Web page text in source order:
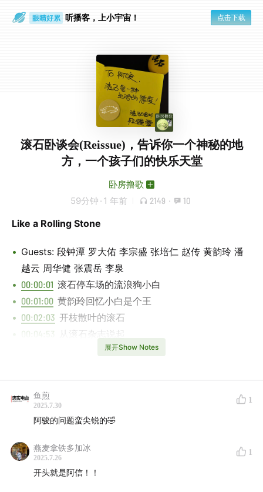
眼睛好累 听播客，上小宇宙！ 点击下载
滚石卧谈会(Reissue)，告诉你一个神秘的地
方，一个孩子们的快乐天堂
卧房撸歌
59分钟 · 1 年前 2149 · 10
Like a Rolling Stone
Guests: 段钟潭 罗大佑 李宗盛 张培仁 赵传 黄韵玲 潘
越云 周华健 张震岳 李泉
00:00:01 滚石停车场的流浪狗小白
00:01:00 黄韵玲回忆小白是个王
00:02:03 开枝散叶的滚石
00:04:53 从滚石杂志说起
另立门户的飞碟
00:16:30 金曲奖的那次举牌
00:19:23当李宗盛和罗大佑在一起
00:23:20别家挖角周华健
赵传对滚石的爱恨情仇
展开Show Notes
鱼煎
2025.7.30
1
阿骏的问题蛮尖锐的🤣
燕麦拿铁多加冰
2025.7.26
1
开头就是阿信！！